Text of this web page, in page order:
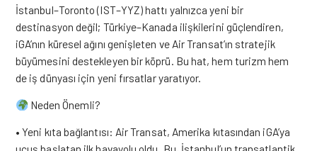
İstanbul–Toronto (IST–YYZ) hattı yalnızca yeni bir
destinasyon değil; Türkiye–Kanada ilişkilerini güçlendiren,
iGA’nın küresel ağını genişleten ve Air Transat’ın stratejik
büyümesini destekleyen bir köprü. Bu hat, hem turizm hem
de iş dünyası için yeni fırsatlar yaratıyor.
Neden Önemli?
• Yeni kıta bağlantısı: Air Transat, Amerika kıtasından iGA’ya